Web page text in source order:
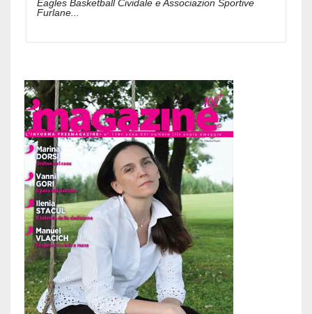
Eagles Basketball Cividale e Associazion Sportive
Furlane...